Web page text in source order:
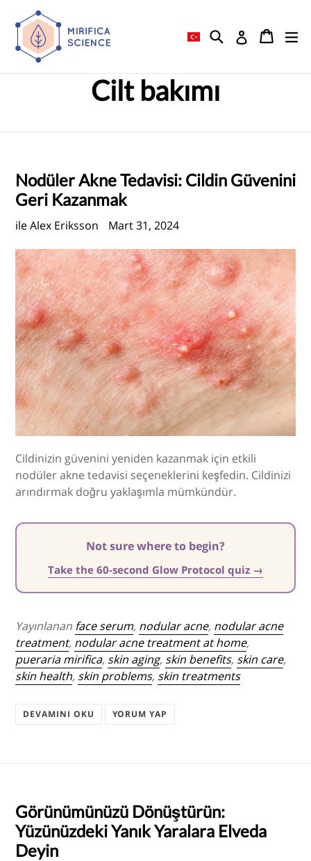
atla
AramakGiriş Araba
Araba
Cilt bakımı
Nodüler Akne Tedavisi: Cildin Güvenini
Geri Kazanmak
ile Alex Eriksson Mart 31, 2024
Cildinizin güvenini yeniden kazanmak için etkili
nodüler akne tedavisi seçeneklerini keşfedin. Cildinizi
arındırmak doğru yaklaşımla mümkündür.
Not sure where to begin?
Take the 60-second Glow Protocol quiz →
Yayınlanan face serum, nodular acne, nodular acne
treatment, nodular acne treatment at home,
pueraria mirifica, skin aging, skin benefits, skin care,
skin health, skin problems, skin treatments
DEVAMINI OKU YORUM YAP
Görünümünüzü Dönüştürün:
Yüzünüzdeki Yanık Yaralara Elveda
Deyin